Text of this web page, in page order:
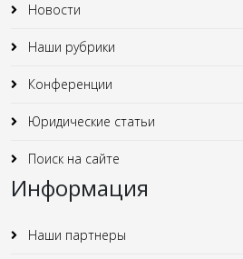
Новости
Наши рубрики
Конференции
Юридические статьи
Поиск на сайте
Информация
Наши партнеры